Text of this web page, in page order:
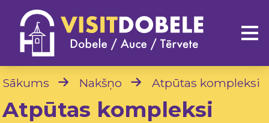
Sākums Nakšņo Atpūtas kompleksi
Atpūtas kompleksi